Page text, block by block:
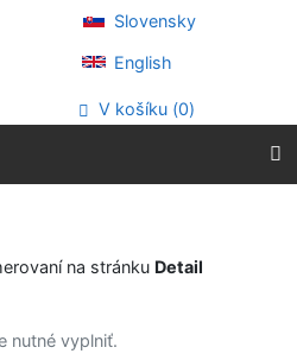
Slovensky
English
V košíku (0)
na stránku Detail
nutné vyplniť.